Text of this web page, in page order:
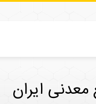
ایران